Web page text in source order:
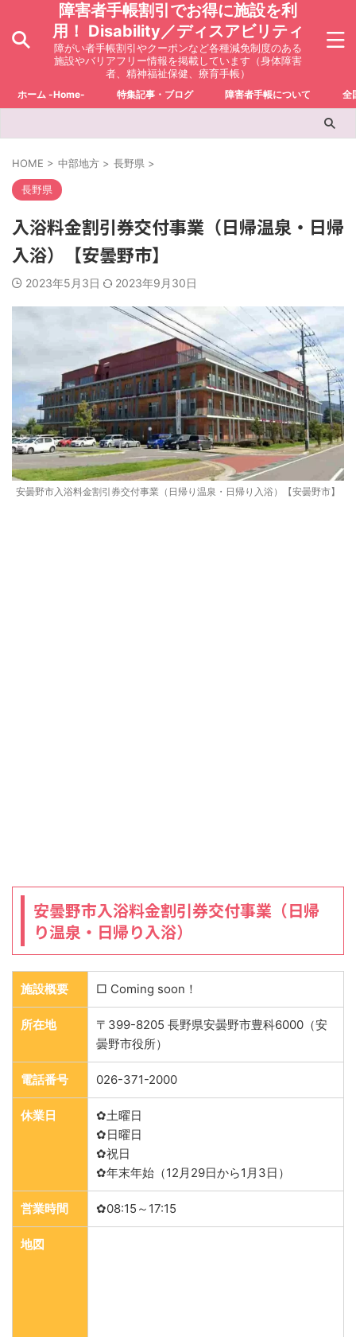
障害者手帳割引でお得に施設を利
用！ Disability／ディスアビリティ
障がい者手帳割引やクーポンなど各種減免制度のある
施設やバリアフリー情報を掲載しています（身体障害
者、精神福祉保健、療育手帳）
ホーム -Home- 特集記事・ブログ 障害者手帳について 全
HOME > 中部地方 > 長野県 >
長野県
入浴料金割引券交付事業（日帰温泉・日帰
入浴）【安曇野市】
2023年5月3日 2023年9月30日
安曇野市入浴料金割引券交付事業（日帰り温泉・日帰り入浴）【安曇野市】
安曇野市入浴料金割引券交付事業（日帰
り温泉・日帰り入浴）
施設概要 □ Coming soon！
所在地
〒399-8205 長野県安曇野市豊科6000（安
曇野市役所）
電話番号 026-371-2000
休業日
✿土曜日
✿日曜日
✿祝日
✿年末年始（12月29日から1月3日）
営業時間 ✿08:15～17:15
地図